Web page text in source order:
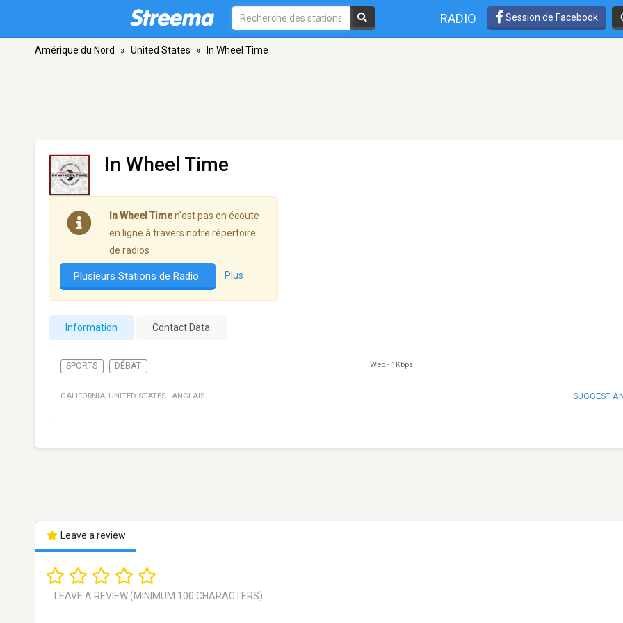
RADIO Session de Facebook
Amérique du Nord » United States » In Wheel Time
In Wheel Time
In Wheel Timen'est pas en écoute
en ligne à travers notre répertoire
de radios
Plusieurs Stations de Radio Plus
Information Contact Data
SPORTS DÉBAT Web - 1Kbps
CALIFORNIA, UNITED STATES · ANGLAIS SUGGEST
Leave a review